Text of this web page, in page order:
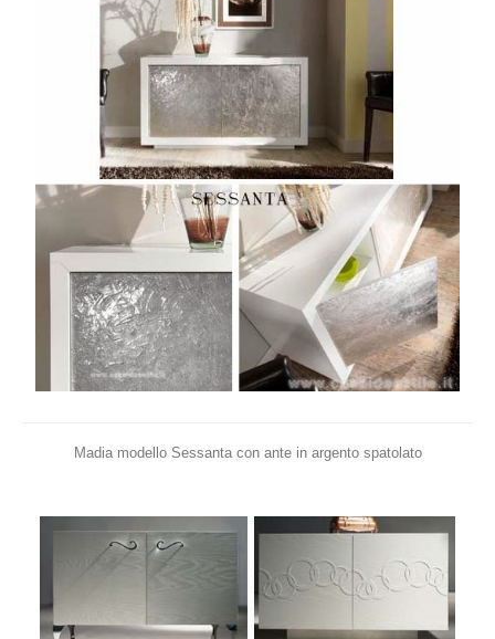
Madia modello Sessanta con ante in argento spatolato